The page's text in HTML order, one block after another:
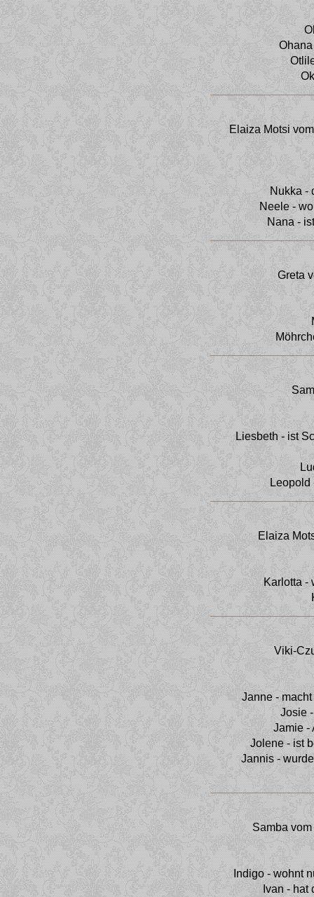
Elaiza Motsi
Nukka -
Neele -
Nana -
Greta
Liesbeth - ist
Leopold
Elaiza
Karlotta -
Viki-
Janne -
Josie
Jamie -
Jolene - ist
Jannis -
Samba
Indigo - wohnt
Ivan - hat